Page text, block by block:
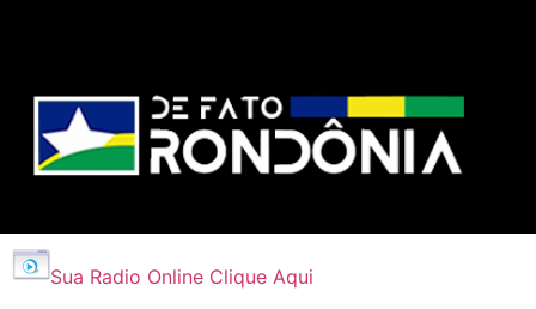
Sua Radio Online Clique Aqui